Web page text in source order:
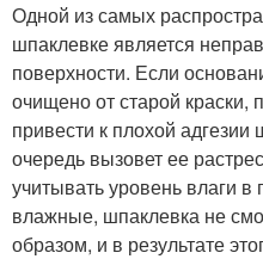
Одной из самых
шпаклевке является
поверхности. Если
очищено от старой краски,
привести к плохой
очередь вызовет ее
учитывать уровень влаги
влажные, шпаклевка не
образом, и в результате